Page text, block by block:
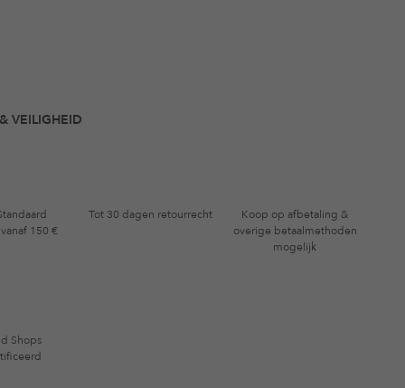
VEILIGHEID
150 €
Tot 30 dagen retourrecht
Koop op afbetaling &
overige betaalmethoden
mogelijk
Shops